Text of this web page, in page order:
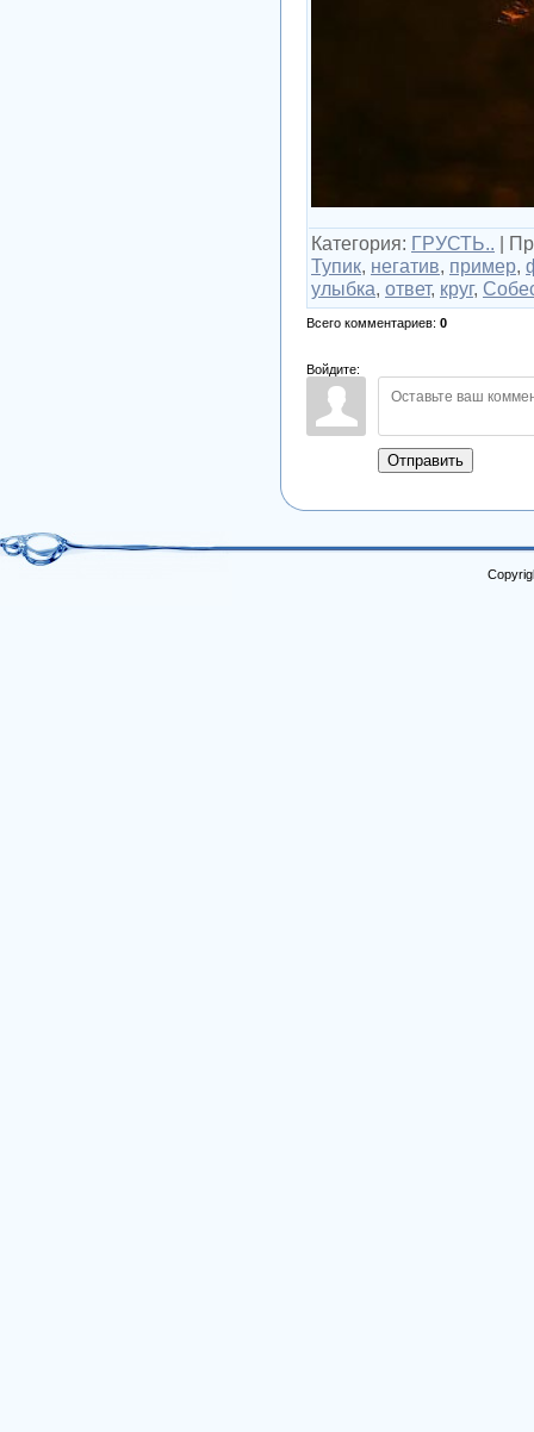
Категория: ГРУСТЬ.. |
Тупик, негатив, пример,
улыбка, ответ, круг,
Всего комментариев: 0
Войдите:
Отправить